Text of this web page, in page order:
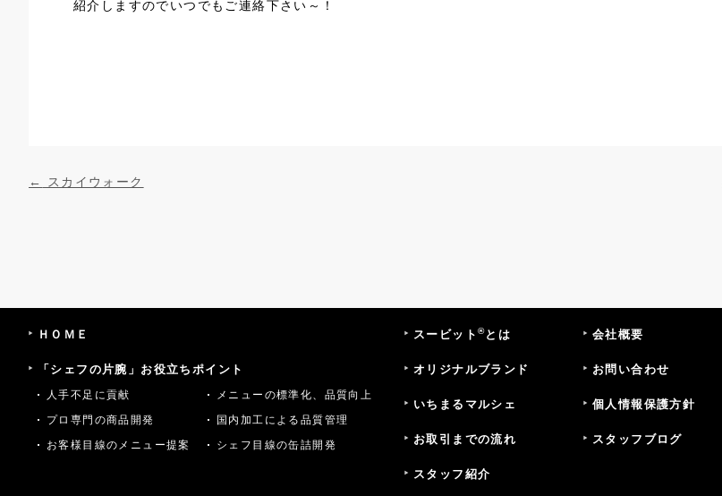
紹介しますのでいつでもご連絡下さい～！
投稿ナビゲーション
← スカイウォーク
ＨＯＭＥ
「シェフの片腕」お役立ちポイント
人手不足に貢献
メニューの標準化、品質向上
プロ専門の商品開発
国内加工による品質管理
お客様目線のメニュー提案
シェフ目線の缶詰開発
スービット ®とは
オリジナルブランド
いちまるマルシェ
お取引までの流れ
スタッフ紹介
会社概要
お問い合わせ
個人情報保護方針
スタッフブログ